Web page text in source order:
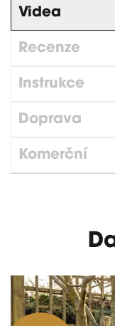
Videa
Recenze
Instrukce
Doprava
Komerční